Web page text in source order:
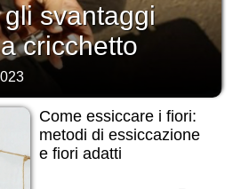
svantaggi
cricchetto
Come essiccare i fiori:
metodi di essiccazione
e fiori adatti